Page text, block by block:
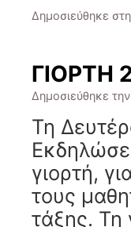
Δημοσιεύθηκε στη
ΓΙΟΡΤΗ
Δημοσιεύθηκε την
Τη
γιορτή,
τους
τάξης. Τη